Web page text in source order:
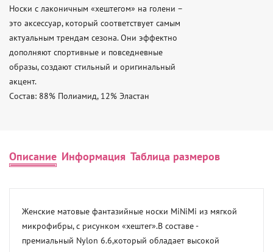
Носки с лаконичным «хештегом» на голени –
это аксессуар, который соответствует самым
актуальным трендам сезона. Они эффектно
дополняют спортивные и повседневные
образы, создают стильный и оригинальный
акцент.
Состав: 88% Полиамид, 12% Эластан
Описание Информация Таблица размеров
Женские матовые фантазийные носки MiNiMi из мягкой
микрофибры, с рисунком «хештег».В составе -
премиальный Nylon 6.6,который обладает высокой